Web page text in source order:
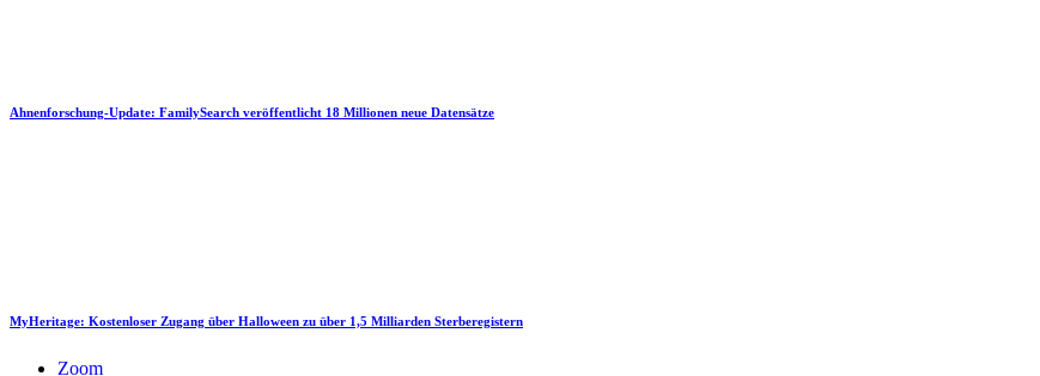
Ahnenforschung-Update: FamilySearch veröffentlicht 18 Millionen neue Datensätze
MyHeritage: Kostenloser Zugang über Halloween zu über 1,5 Milliarden Sterberegistern
Zoom